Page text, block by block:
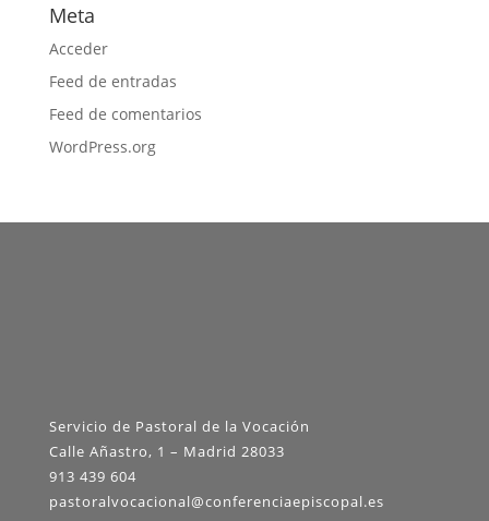
Meta
Acceder
Feed de entradas
Feed de comentarios
WordPress.org
Servicio de Pastoral de la Vocación
Calle Añastro, 1 – Madrid 28033
913 439 604
pastoralvocacional@conferenciaepiscopal.es